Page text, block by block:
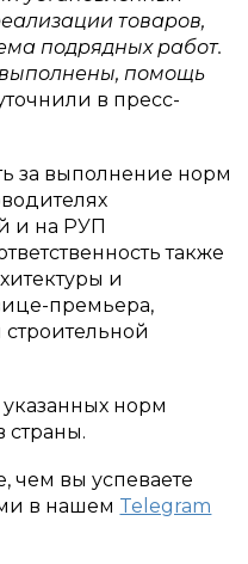
товаров,
подрядных работ.
выполнены, помощь
в пресс-
за выполнение норм
и на РУП
также
и
премьера,
строительной
норм
страны.
чем вы успеваете
в нашем Telegram